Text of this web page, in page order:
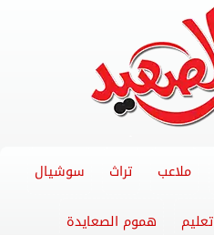
ملاعب تراث سوشيال
تعليم هموم الصعايدة